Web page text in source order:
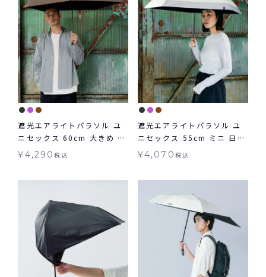
遮光エアライトパラソル ユ
ニセックス 60cm 大きめ 日
傘 折りたたみ 晴雨兼用 ギフ
¥4,290税込
遮光エアライトパラソル ユ
ニセックス 55cm ミニ 日傘
折りたたみ 晴雨兼用 ギフト
¥4,070 税込